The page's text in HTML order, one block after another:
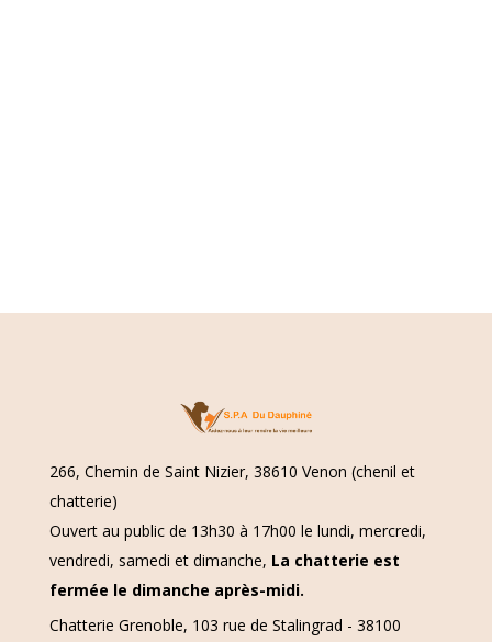
266, Chemin de Saint Nizier, 38610 Venon (chenil et
chatterie)
Ouvert au public de 13h30 à 17h00 le lundi, mercredi,
vendredi, samedi et dimanche, La chatterie est
fermée le dimanche après-midi.
Chatterie Grenoble, 103 rue de Stalingrad - 38100